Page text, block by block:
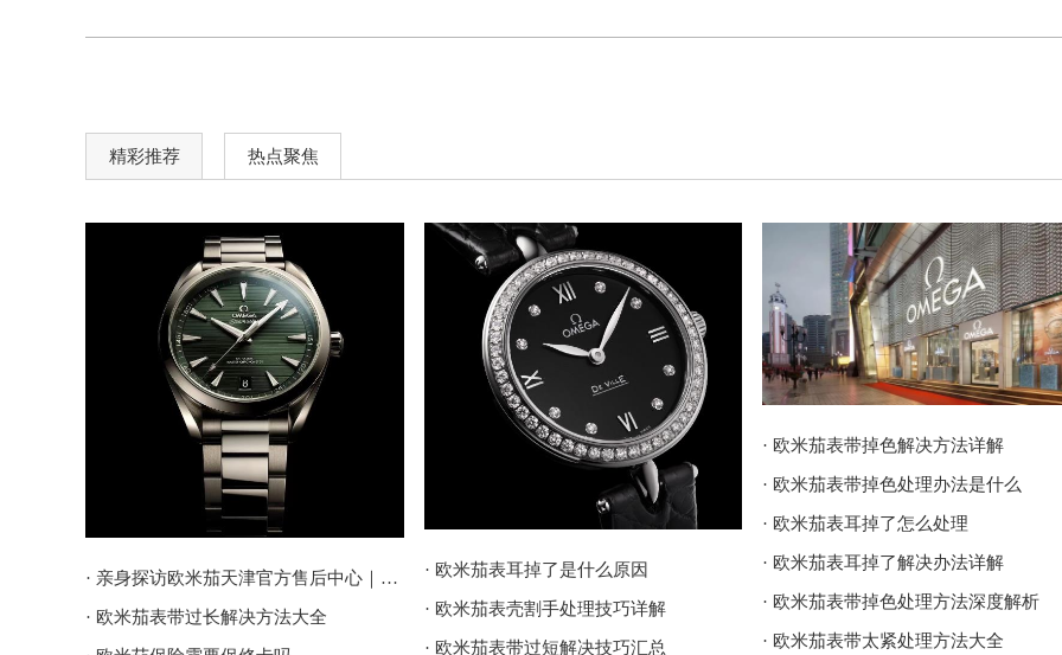
精彩推荐 热点聚焦
· 亲身探访欧米茄天津官方售后中心｜地址报修全流程真实经历（2026年6月最新）
· 欧米茄表带过长解决方法大全
· 欧米茄表耳掉了是什么原因
· 欧米茄表壳割手处理技巧详解
· 欧米茄表带过短解决技巧汇总
· 欧米茄表带掉色解决方法详解
· 欧米茄表带掉色处理办法是什么
· 欧米茄表耳掉了怎么处理
· 欧米茄表耳掉了解决办法详解
· 欧米茄表带掉色处理方法深度解析
· 欧米茄表带太紧处理方法大全